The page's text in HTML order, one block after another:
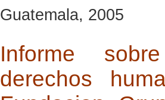
Guatemala, 2005
Informe
derechos